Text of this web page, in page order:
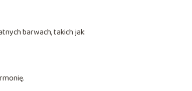
barwach, takich jak: